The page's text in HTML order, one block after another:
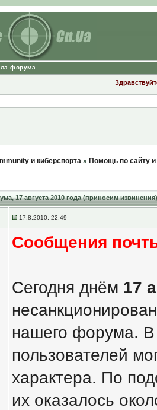
форума
и киберспорта» Помощь по сайту
, 17 августа 2010 года (приносим извинения)
17.8.2010, 22:49
Сообщения
Сегодня днём 17
нашего форума. В
пользователей
характера. По
их оказалось